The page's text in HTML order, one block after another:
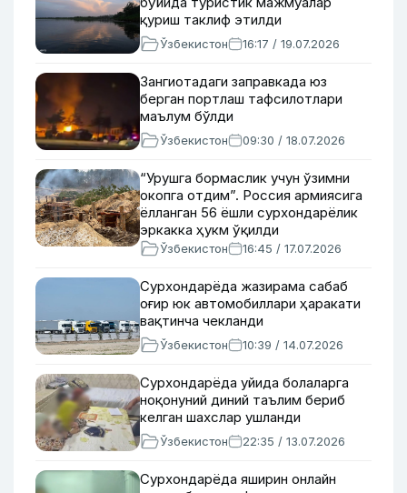
қуриш таклиф этилди
Ўзбекистон 16:17 / 19.07.2026
Зангиотадаги заправкада юз
берган портлаш тафсилотлари
маълум бўлди
Ўзбекистон 09:30 / 18.07.2026
“Урушга бормаслик учун ўзимни
окопга отдим”. Россия армиясига
ёлланган 56 ёшли сурхондарёлик
эркакка ҳукм ўқилди
Ўзбекистон 16:45 / 17.07.2026
Сурхондарёда жазирама сабаб
оғир юк автомобиллари ҳаракати
вақтинча чекланди
Ўзбекистон 10:39 / 14.07.2026
Сурхондарёда уйида болаларга
ноқонуний диний таълим бериб
келган шахслар ушланди
Ўзбекистон 22:35 / 13.07.2026
Сурхондарёда яширин онлайн